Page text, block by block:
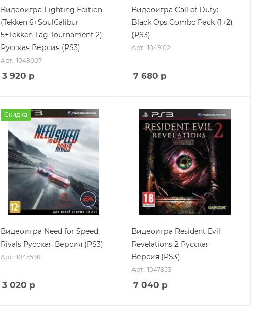
Видеоигра Fighting Edition
(Tekken 6+SoulCalibur
5+Tekken Tag Tournament 2)
Русская Версия (PS3)
Арт.: 1048007
3 920 р
Видеоигра Call of Duty:
Black Ops Combo Pack (1+2)
(PS3)
Арт.: 1049102
7 680 р
Скидка
Видеоигра Need for Speed:
Rivals Русская Версия (PS3)
Арт.: 1045598
3 020 р
Видеоигра Resident Evil:
Revelations 2 Русская
Версия (PS3)
Арт.: 1047853
7 040 р